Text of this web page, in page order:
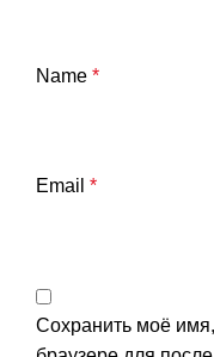
Name *
Email *
Сохранить моё